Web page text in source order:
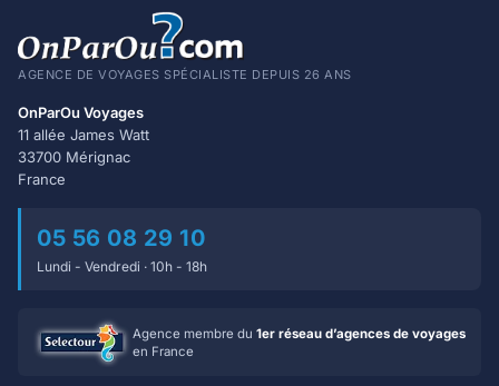
AGENCE DE VOYAGES SPÉCIALISTE DEPUIS 26 ANS
OnParOu Voyages
11 allée James Watt
33700 Mérignac
France
05 56 08 29 10
Lundi - Vendredi · 10h - 18h
Agence membre du 1er réseau d’agences de voyages
en France